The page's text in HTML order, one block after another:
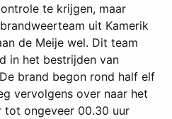
te krijgen, maar
uit Kamerik
de Meije wel. Dit team
in het bestrijden van
brand begon rond half elf
vervolgens over naar het
tot ongeveer 00.30 uur